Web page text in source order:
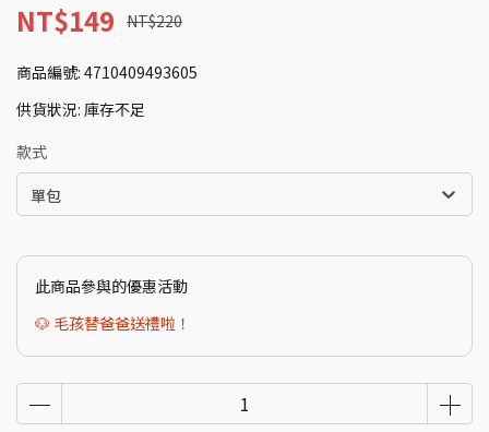
NT$149 NT$220
商品編號: 4710409493605
供貨狀況: 庫存不足
款式
單包
此商品參與的優惠活動
🐶 毛孩替爸爸送禮啦！